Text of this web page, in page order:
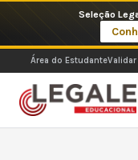
o
conteúdo
Imperdíveis no Pix: Pós
Área do Estudante